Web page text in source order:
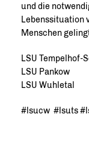
und die
Lebenssituation
Menschen
LSU Tempelhof-
LSU Pankow
LSU Wuhletal
#lsucw #lsuts